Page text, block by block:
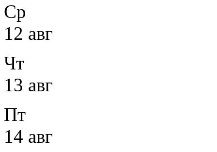
Ср
12 авг
Чт
13 авг
Пт
14 авг